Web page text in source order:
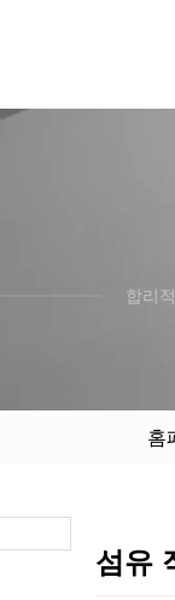
합리
홈
섬유